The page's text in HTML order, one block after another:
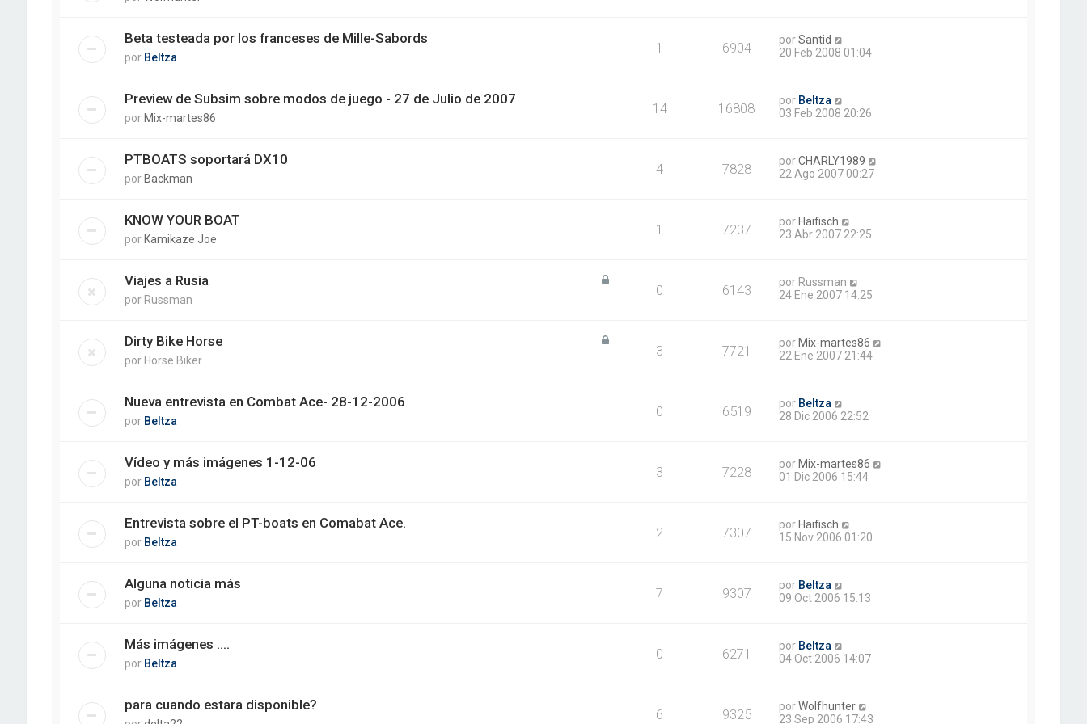
Beta testeada por los franceses de Mille-Sabords
por Beltza
1 6904 porSantid
20 Feb 2008 01:04
Preview de Subsim sobre modos de juego - 27 de Julio de 2007
porMix-martes86
14 16808 por Beltza
03 Feb 2008 20:26
PTBOATS soportará DX10
porBackman
4 7828 porCHARLY1989
22 Ago 2007 00:27
KNOW YOUR BOAT
porKamikaze Joe
1 7237 porHaifisch
23 Abr 2007 22:25
Viajes a Rusia
por Russman
0 6143 por Russman
24 Ene 2007 14:25
Dirty Bike Horse
por Horse Biker
3 7721 porMix-martes86
22 Ene 2007 21:44
Nueva entrevista en Combat Ace- 28-12-2006
por Beltza
0 6519 por Beltza
28 Dic 2006 22:52
Vídeo y más imágenes 1-12-06
por Beltza
3 7228 porMix-martes86
01 Dic 2006 15:44
Entrevista sobre el PT-boats en Comabat Ace.
por Beltza
2 7307 porHaifisch
15 Nov 2006 01:20
Alguna noticia más
por Beltza
7 9307 por Beltza
09 Oct 2006 15:13
Más imágenes ....
por Beltza
0 6271 por Beltza
04 Oct 2006 14:07
para cuando estara disponible?
6 9325 porWolfhunter
23 Sep 2006 17:43